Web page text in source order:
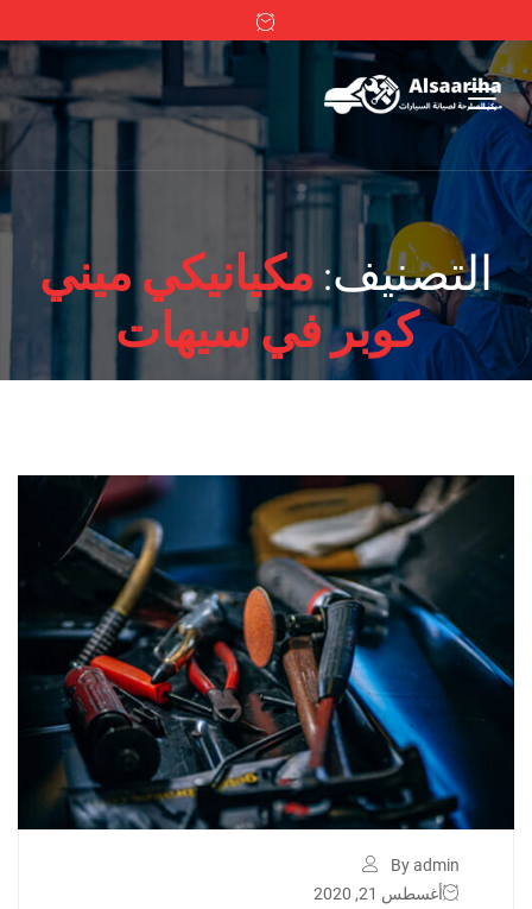
التصنيف: مكيانيكي ميني
كوبر في سيهات
By admin
أغسطس 21, 2020